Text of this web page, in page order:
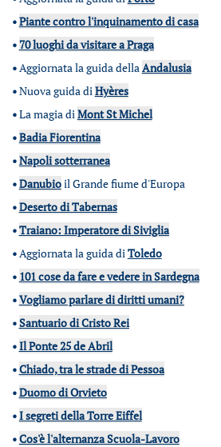
•Piante contro l'inquinamento di casa
• 70 luoghi da visitare a Praga
•Aggiornata la guida dellaAndalusia
•Nuova guida diHyères
•La magia diMont St Michel
•Badia Fiorentina
•Napoli sotterranea
•Danubioil Grande fiume d'Europa
•Deserto di Tabernas
•Traiano: Imperatore di Siviglia
•Aggiornata la guida diToledo
• 101 cose da fare e vedere in Sardegna
•Vogliamo parlare di diritti umani?
•Santuario di Cristo Rei
•Il Ponte 25 de Abril
•Chiado, tra le strade di Pessoa
•Duomo di Orvieto
•I segreti della Torre Eiffel
•Cos'è l'alternanza Scuola-Lavoro